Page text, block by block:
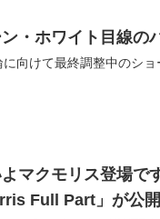
・ホワイト目線の
に向けて最終調整中のシ
マクモリス登場で
Full Part」が公開